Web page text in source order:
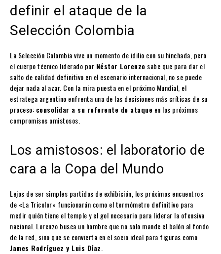
definir el ataque de la
Selección Colombia
La Selección Colombia vive un momento de idilio con su hinchada, pero
el cuerpo técnico liderado por Néstor Lorenzo sabe que para dar el
salto de calidad definitivo en el escenario internacional, no se puede
dejar nada al azar. Con la mira puesta en el próximo Mundial, el
estratega argentino enfrenta una de las decisiones más críticas de su
proceso: consolidar a su referente de ataque en los próximos
compromisos amistosos.
Los amistosos: el laboratorio de
cara a la Copa del Mundo
Lejos de ser simples partidos de exhibición, los próximos encuentros
de «La Tricolor» funcionarán como el termómetro definitivo para
medir quién tiene el temple y el gol necesario para liderar la ofensiva
nacional. Lorenzo busca un hombre que no solo mande el balón al fondo
de la red, sino que se convierta en el socio ideal para figuras como
James Rodríguez y Luis Díaz